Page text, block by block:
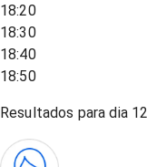
18:20
18:30
18:40
18:50
Resultados para dia